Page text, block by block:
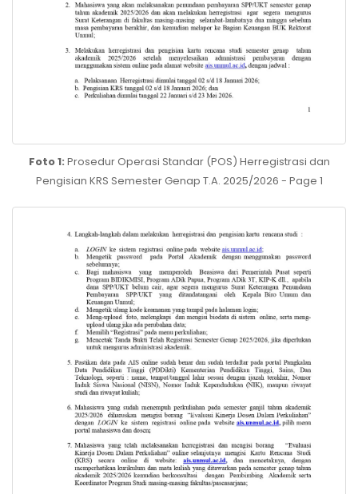
Foto 1: Prosedur Operasi Standar (POS) Herregistrasi dan
Pengisian KRS Semester Genap T.A. 2025/2026 - Page 1